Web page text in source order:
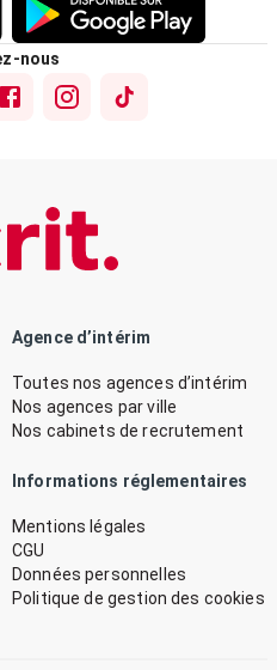
nous
Agence d’intérim
Toutes nos agences d’intérim
Nos agences par ville
Nos cabinets de recrutement
Informations réglementaires
Mentions légales
CGU
Données personnelles
Politique de gestion des cookies